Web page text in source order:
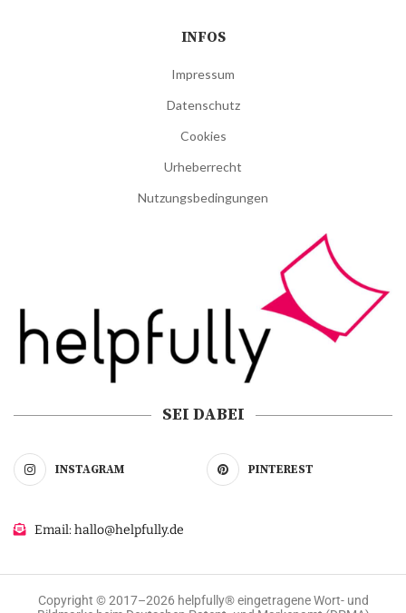
INFOS
Impressum
Datenschutz
Cookies
Urheberrecht
Nutzungsbedingungen
SEI DABEI
INSTAGRAM PINTEREST
Email: hallo@helpfully.de
Copyright © 2017–2026 helpfully® eingetragene Wort- und